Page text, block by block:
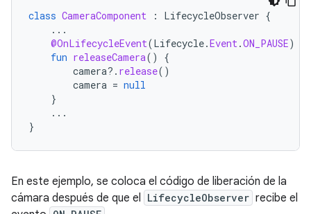
class CameraComponent : LifecycleObserver {
...
@OnLifecycleEvent(Lifecycle.Event .ON_PAUSE)
fun releaseCamera()
{
camera?. release()
camera = null
}
...
}
En este ejemplo, se coloca el código de liberación de la
cámara después de que el
LifecycleObserver recibe el